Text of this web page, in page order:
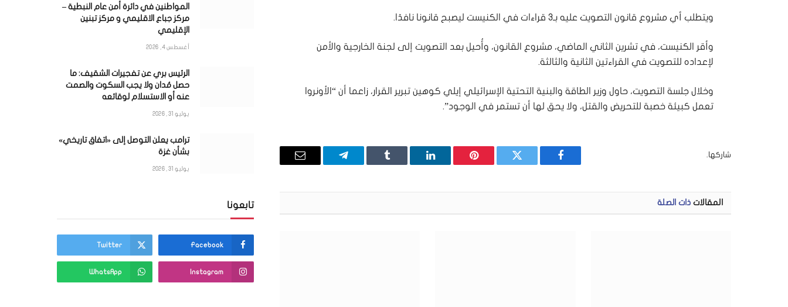
ويتطلب أي مشروع قانون التصويت عليه بـ3 قراءات في الكنيست ليصبح قانونا نافدًا.
وأقر الكنيست، في تشرين الثاني الماضي، مشروع القانون، وأُحيل بعد التصويت إلى لجنة الخارجية والأمن
لإعداده للتصويت في القراءتين الثانية والثالثة.
وخلال جلسة التصويت، حاول وزير الطاقة والبنية التحتية الإسرائيلي إيلي كوهين تبرير القرار، زاعما أن “الأونروا
تعمل كبيئة خصبة للتحريض والقتل، ولا يحق لها أن تستمر في الوجود”.
شاركها.
فيسبوك تويتر بينتيريستلينكدإن Tumblr تيلقرام
البريد
المقالات ذات الصلة
المواطنين في دائرة أمن عام النبطية –
مركز جباع الاقليمي و مركز تبنين
الإقليمي
أغسطس 4, 2026
الرئيس بري عن تفجيرات الشقيف: ما
حصل مُدان ولا يجب السكوت والصمت
عنه أو الاستسلام لوقائعه
يوليو 31, 2026
ترامب يعلن التوصل إلى «اتفاق تاريخي»
بشأن غزة
يوليو 31, 2026
تابعونا
Facebook
Twitter
Instagram
WhatsApp